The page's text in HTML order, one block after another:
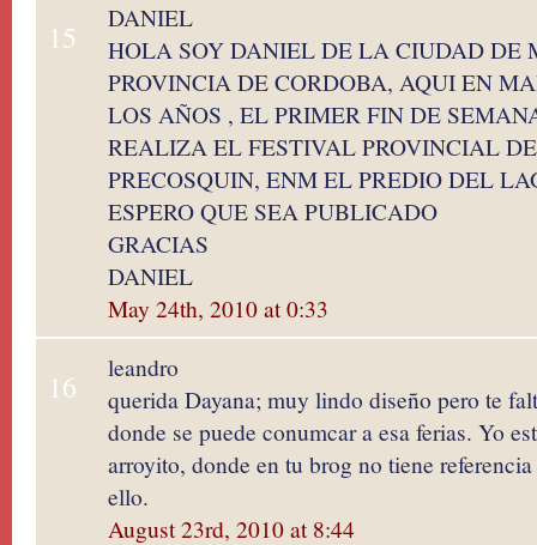
15
DANIEL
HOLA SOY DANIEL DE LA CIUDAD DE
PROVINCIA DE CORDOBA, AQUI EN
LOS AÑOS , EL PRIMER FIN DE
REALIZA EL FESTIVAL PROVINCIAL
PRECOSQUIN, ENM EL PREDIO DEL
ESPERO QUE SEA PUBLICADO
GRACIAS
DANIEL
May 24th, 2010 at 0:33
16
leandro
querida Dayana; muy lindo diseño pero te
donde se puede conumcar a esa ferias. Yo
arroyito, donde en tu brog no tiene
ello.
August 23rd, 2010 at 8:44